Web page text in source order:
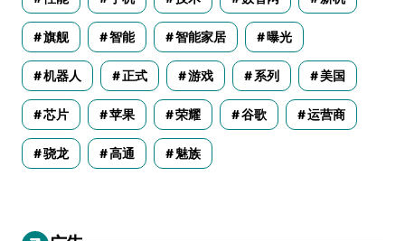
旗舰 智能 智能家居 曝光
机器人 正式 游戏 系列 美国
芯片 苹果 荣耀 谷歌 运营商
骁龙 高通 魅族